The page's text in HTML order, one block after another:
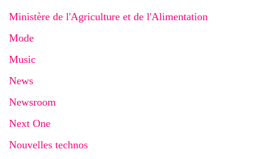
Ministère de l'Agriculture et de l'Alimentation
Mode
Music
News
Newsroom
Next One
Nouvelles technos